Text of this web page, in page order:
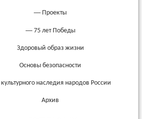
— Проекты
— 75 лет Победы
Здоровый образ жизни
Основы безопасности
культурного наследия народов России
Архив